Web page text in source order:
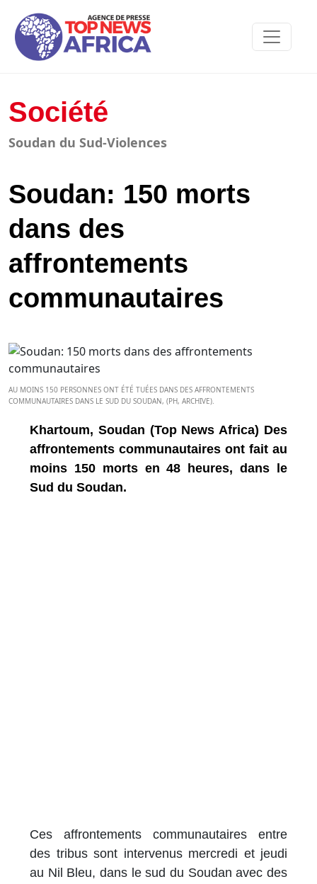
Société
Soudan du Sud-Violences
Soudan: 150 morts
dans des
affrontements
communautaires
AU MOINS 150 PERSONNES ONT ÉTÉ TUÉES DANS DES AFFRONTEMENTS
COMMUNAUTAIRES DANS LE SUD DU SOUDAN, (PH, ARCHIVE).
Khartoum, Soudan (Top News Africa) Des
affrontements communautaires ont fait au
moins 150 morts en 48 heures, dans le
Sud du Soudan.
Ces affrontements communautaires entre
des tribus sont intervenus mercredi et jeudi
au Nil Bleu, dans le sud du Soudan avec des